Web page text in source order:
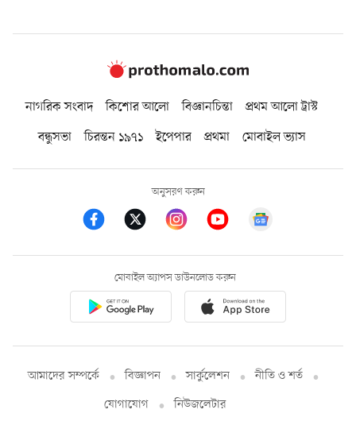
নাগরিক সংবাদ কিশোর আলো বিজ্ঞানচিন্তা
প্রথম আলো ট্রাস্ট
বন্ধুসভা
চিরন্তন ১৯৭১ ইপেপার প্রথমা মোবাইল ভ্যাস
অনুসরণ করুন
মোবাইল অ্যাপস ডাউনলোড করুন
আমাদের সম্পর্কে বিজ্ঞাপন সার্কুলেশন
নীতি ও শর্ত
যোগাযোগ
নিউজলেটার